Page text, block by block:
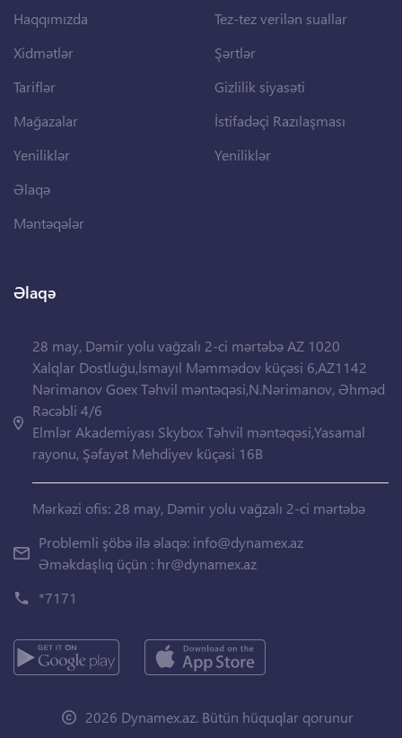
Haqqımızda
Xidmətlər
Tariflər
Mağazalar
Yeniliklər
Əlaqə
Məntəqələr
Tez-tez verilən suallar
Şərtlər
Gizlilik siyasəti
İstifadəçi Razılaşması
Yeniliklər
Əlaqə
28 may, Dəmir yolu vağzalı 2-ci mərtəbə AZ 1020
Xalqlar Dostluğu,İsmayıl Məmmədov küçəsi 6,AZ1142
Nərimanov Goex Təhvil məntəqəsi,N.Nərimanov, Əhməd
Rəcəbli 4/6
Elmlər Akademiyası Skybox Təhvil məntəqəsi,Yasamal
rayonu, Şəfayət Mehdiyev küçəsi 16B
Mərkəzi ofis: 28 may, Dəmir yolu vağzalı 2-ci mərtəbə
Problemli şöbə ilə əlaqə: info@dynamex.az
Əməkdaşlıq üçün : hr@dynamex.az
*7171
2026 Dynamex.az. Bütün hüquqlar qorunur